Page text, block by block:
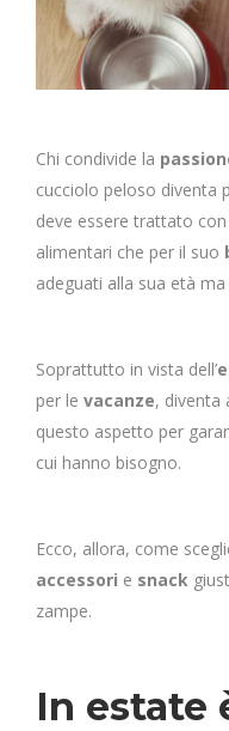
Chi condivide la
cucciolo peloso diventa
deve essere trattato
alimentari che per il suo
adeguati alla sua età
Soprattutto in vista dell’
per le vacanze, diventa
questo aspetto per
cui hanno bisogno.
Ecco, allora, come
accessori e snack
zampe.
In estate